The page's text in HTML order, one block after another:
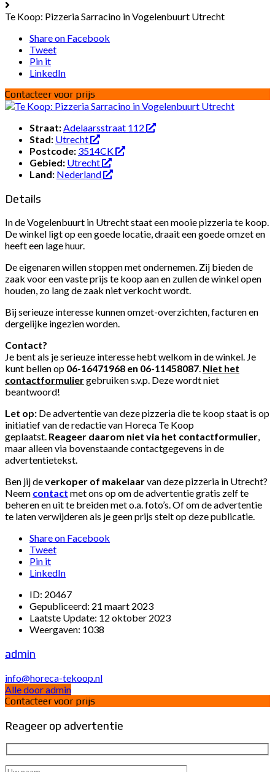
Te Koop: Pizzeria Sarracino in Vogelenbuurt Utrecht
Share on Facebook
Tweet
Pin it
LinkedIn
Contacteer voor prijs
Straat:Adelaarsstraat 112
Stad: Utrecht
Postcode: 3514CK
Gebied: Utrecht
Land: Nederland
Details
In de Vogelenbuurt in Utrecht staat een mooie pizzeria te koop.
De winkel ligt op een goede locatie, draait een goede omzet en
heeft een lage huur.
De eigenaren willen stoppen met ondernemen. Zij bieden de
zaak voor een vaste prijs te koop aan en zullen de winkel open
houden, zo lang de zaak niet verkocht wordt.
Bij serieuze interesse kunnen omzet-overzichten, facturen en
dergelijke ingezien worden.
Contact?
Je bent als je serieuze interesse hebt welkom in de winkel. Je
kunt bellen op 06-16471968 en 06-11458087. Niet het
contactformuliergebruiken s.v.p. Deze wordt niet
beantwoord!
Let op: De advertentie van deze pizzeria die te koop staat is op
initiatief van de redactie van Horeca Te Koop
geplaatst. Reageer daarom niet via het contactformulier,
maar alleen via bovenstaande contactgegevens in de
advertentietekst.
Ben jij deverkoper of makelaarvan deze pizzeria in Utrecht?
Neem contact met ons op om de advertentie gratis zelf te
beheren en uit te breiden met o.a. foto’s. Of om de advertentie
te laten verwijderen als je geen prijs stelt op deze publicatie.
Share on Facebook
Tweet
Pin it
LinkedIn
ID: 20467
Gepubliceerd: 21 maart 2023
Laatste Update: 12 oktober 2023
Weergaven: 1038
admin
info@horeca-tekoop.nl
Alle door admin
Contacteer voor prijs
Reageer op advertentie